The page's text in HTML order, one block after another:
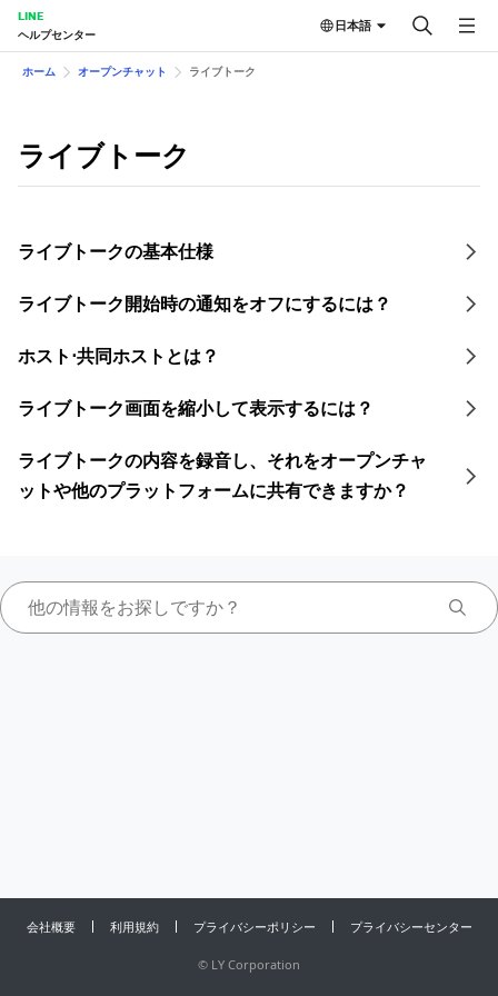
LINE
ヘルプセンター
日本語
ホーム オープンチャット ライブトーク
ライブトーク
ライブトークの基本仕様
ライブトーク開始時の通知をオフにするには？
ホスト⋅共同ホストとは？
ライブトーク画面を縮小して表示するには？
ライブトークの内容を録音し、それをオープンチャ
ットや他のプラットフォームに共有できますか？
会社概要 利用規約 プライバシーポリシー プライバシーセンター
© LY Corporation